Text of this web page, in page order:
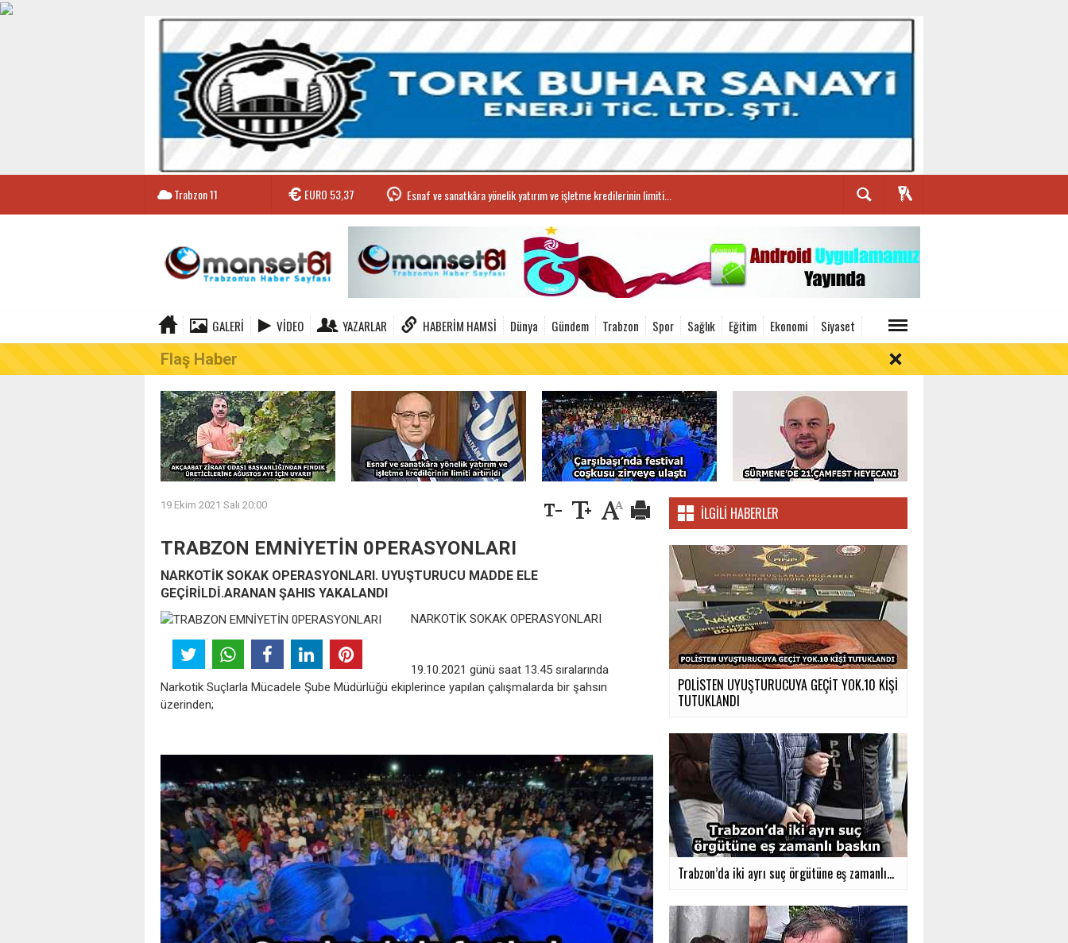
Trabzon11 EURO53,37 Esnaf ve sanatkâra yönelik yatırım ve işletme kredilerinin limiti...
GALERI VIDEO YAZARLAR HABERIM HAMSI Dünya Gündem Trabzon Spor Sağlık Eğitim Ekonomi Siyaset
Flaş Haber
AKÇAABAT ZİRAAT ODASI BAŞKANLIĞINDAN FINDIK ÜRETİCİLERİNE AĞUSTOS AYI İÇİN UYARI!
19 Ekim 2021 Salı 20:00
TRABZON EMNİYETİN 0PERASYONLARI
NARKOTİK SOKAK OPERASYONLARI. UYUŞTURUCU MADDE ELE
GEÇİRİLDİ.ARANAN ŞAHIS YAKALANDI
NARKOTİK SOKAK OPERASYONLARI
19.10.2021 günü saat 13.45 sıralarında
Narkotik Suçlarla Mücadele Şube Müdürlüğü ekiplerince yapılan çalışmalarda bir şahsın
üzerinden;
İLGILI HABERLER
POLİSTEN UYUŞTURUCUYA GEÇİT YOK.10 KİŞİ
TUTUKLANDI
Trabzon’da iki ayrı suç örgütüne eş zamanlı...